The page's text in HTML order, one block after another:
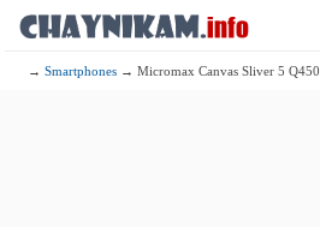
→Smartphones → Micromax Canvas Sliver 5 Q450